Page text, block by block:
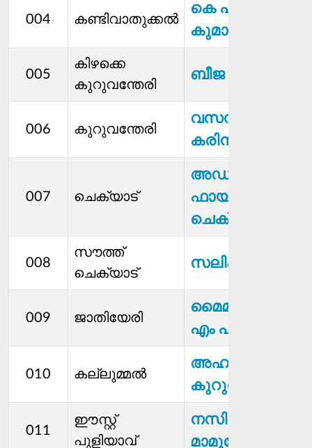
004 കണ്ടിവാതുക്കൽ
കെ പി
കുമാരൻ
005
കിഴക്കെ
കുറുവന്തേരി
ബീജ കെ
006 കുറുവന്തേരി
വസന്ത
കരിന്ത്രയിൽ
007 ചെക്യാട്
അഡ്വ.
ഫായിസ്
ചെക്യാട്
008
സൗത്ത്
ചെക്യാട്
സലിം
009 ജാതിയേരി
മൈമുനത്ത്
എം പി
010 കല്ലുമ്മൽ
അഹമ്മദ്
കുറുവയിൽ
011
ഈസ്റ്റ്
പുളിയാവ്
നസിയത്ത്
മാമുണ്ടേരി